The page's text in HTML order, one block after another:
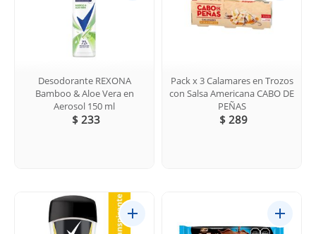
Desodorante REXONA
Bamboo & Aloe Vera en
Aerosol 150 ml
$ 233
Pack x 3 Calamares en Trozos
con Salsa Americana CABO DE
PEÑAS
$ 289